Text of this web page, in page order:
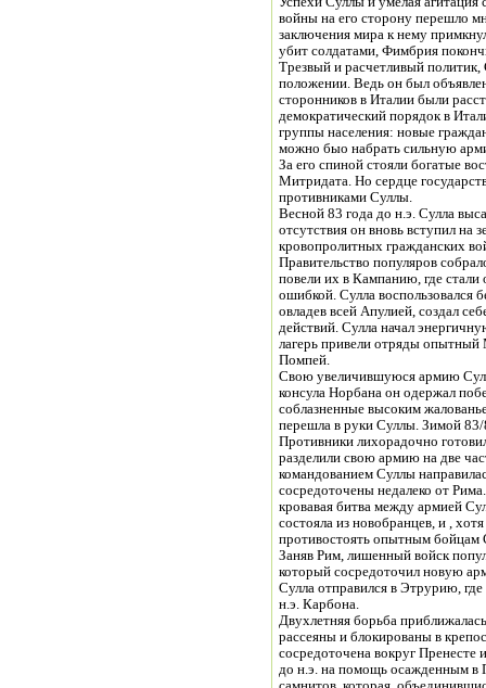
войны на его сторону перешло
заключения мира к нему
убит солдатами, Фимбрия
Трезвый и расчетливый
положении. Ведь он был
сторонников в Италии были
демократический порядок в
группы населения: новые
можно быо набрать сильную
За его спиной стояли богатые
Митридата. Но сердце
противниками Суллы.
Весной 83 года до н.э. Сулла
отсутствия он вновь вступил на
кровопролитных гражданских
Правительство популяров
повели их в Кампанию, где
ошибкой. Сулла воспользовался
овладев всей Апулией, создал
действий. Сулла начал
лагерь привели отряды
Помпей.
Свою увеличившуюся армию
консула Норбана он одержал
соблазненные высоким
перешла в руки Суллы. Зимой 83/
Противники лихорадочно
разделили свою армию на две
командованием Суллы
сосредоточены недалеко от
кровавая битва между армией
состояла из новобранцев, и ,
противостоять опытным бойцам
Заняв Рим, лишенный войск
который сосредоточил новую
Сулла отправился в Этрурию,
н.э. Карбона.
Двухлетняя борьба
рассеяны и блокированы в
сосредоточена вокруг Пренесте
до н.э. на помощь осажденным в